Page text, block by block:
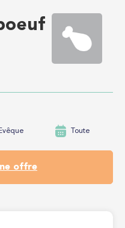
Toute
offre